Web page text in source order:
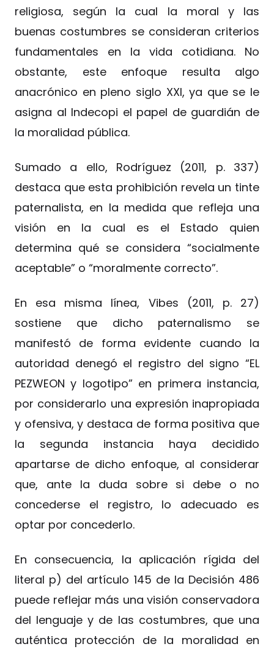
religiosa, según la cual la moral y las
buenas costumbres se consideran criterios
fundamentales en la vida cotidiana. No
obstante, este enfoque resulta algo
anacrónico en pleno siglo XXI, ya que se le
asigna al Indecopi el papel de guardián de
la moralidad pública.
Sumado a ello, Rodríguez (2011, p. 337)
destaca que esta prohibición revela un tinte
paternalista, en la medida que refleja una
visión en la cual es el Estado quien
determina qué se considera “socialmente
aceptable” o “moralmente correcto”.
En esa misma línea, Vibes (2011, p. 27)
sostiene que dicho paternalismo se
manifestó de forma evidente cuando la
autoridad denegó el registro del signo “EL
PEZWEON y logotipo” en primera instancia,
por considerarlo una expresión inapropiada
y ofensiva, y destaca de forma positiva que
la segunda instancia haya decidido
apartarse de dicho enfoque, al considerar
que, ante la duda sobre si debe o no
concederse el registro, lo adecuado es
optar por concederlo.
En consecuencia, la aplicación rígida del
literal p) del artículo 145 de la Decisión 486
puede reflejar más una visión conservadora
del lenguaje y de las costumbres, que una
auténtica protección de la moralidad en